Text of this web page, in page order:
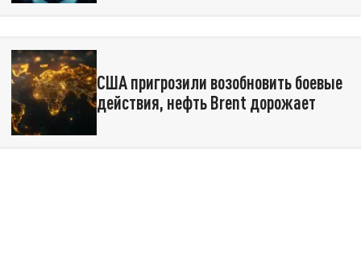
США пригрозили возобновить боевые
действия, нефть Brent дорожает